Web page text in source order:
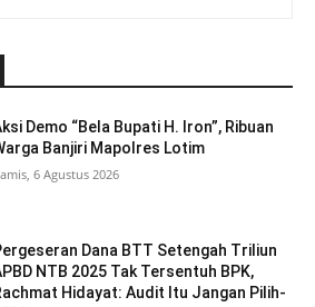
Demo “Bela Bupati H. Iron”, Ribuan
Banjiri Mapolres Lotim
6 Agustus 2026
Dana BTT Setengah Triliun
NTB 2025 Tak Tersentuh BPK,
Hidayat: Audit Itu Jangan Pilih-